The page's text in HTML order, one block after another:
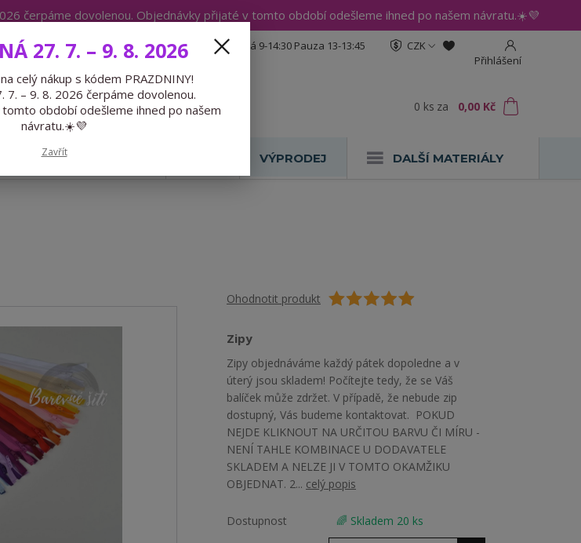
čerpáme dovolenou. Objednávky přijaté v tomto období odešleme ihned po našem návratu.☀️💜
CZK
Přihlášení
Hledat
Expedice 775 866 913 Po-Čt 9-15:30 Pá 9-14:30 Pauza 13-13:45
0 ks za 0,00 Kč
PŘEDOBJEDNÁVKY VÝPRODEJ DALŠÍ MATERIÁLY
Ohodnotit produkt
Zipy
Zipy objednáváme každý pátek dopoledne a v
úterý jsou skladem! Počítejte tedy, že se Váš
balíček může zdržet. V případě, že nebude zip
dostupný, Vás budeme kontaktovat. POKUD
NEJDE KLIKNOUT NA URČITOU BARVU ČI MÍRU -
NENÍ TAHLE KOMBINACE U DODAVATELE
SKLADEM A NELZE JI V TOMTO OKAMŽIKU
OBJEDNAT. 2... celý popis
Dostupnost 🌈 Skladem 20 ks
27. 7. – 9. 8. 2026
celý nákup s kódem PRAZDNINY!
7. – 9. 8. 2026 čerpáme dovolenou.
období odešleme ihned po našem
návratu.☀️💜
Zavřít